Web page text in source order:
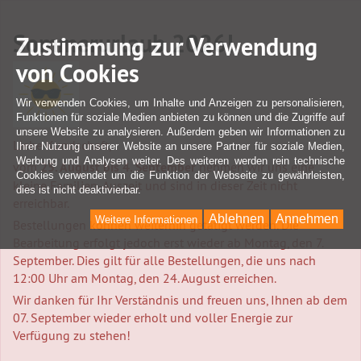
Sommerurlaub 2026!
Liebe Kundschaft,
vom25. August bis 4. Septembernehmen wir uns eine
kleine Familien-Auszeit und sind in dieser Zeit nicht
Bestellungen können weiterhin getätigt werden. Die
September. Dies gilt für alle Bestellungen, die uns nach
12:00 Uhr am Montag, den 24. August erreichen.
Wir danken für Ihr Verständnis und freuen uns, Ihnen ab dem
07. September wieder erholt und voller Energie zur
Verfügung zu stehen!
Zustimmung zur Verwendung
von Cookies
Wir verwenden Cookies, um Inhalte und Anzeigen zu personalisieren,
Funktionen für soziale Medien anbieten zu können und die Zugriffe auf
unsere Website zu analysieren. Außerdem geben wir Informationen zu
Ihrer Nutzung unserer Website an unsere Partner für soziale Medien,
Werbung und Analysen weiter. Des weiteren werden rein technische
Cookies verwendet um die Funktion der Webseite zu gewährleisten,
dies ist nicht deaktivierbar.
Annehmen
Ablehnen
Weitere Informationen